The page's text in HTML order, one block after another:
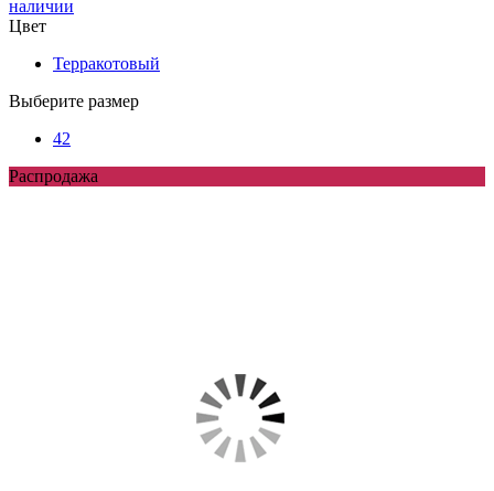
наличии
Цвет
Терракотовый
Выберите размер
42
Распродажа